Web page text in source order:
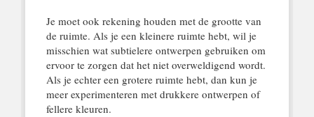
Je moet ook rekening houden met de grootte van
de ruimte. Als je een kleinere ruimte hebt, wil je
misschien wat subtielere ontwerpen gebruiken om
ervoor te zorgen dat het niet overweldigend wordt.
Als je echter een grotere ruimte hebt, dan kun je
meer experimenteren met drukkere ontwerpen of
fellere kleuren.